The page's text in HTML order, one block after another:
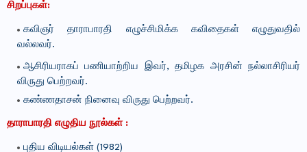
சிறப்புகள்:
கவிஞர் தாராபாரதி எழுச்சிமிக்க கவிதைகள் எழுதுவதில்
வல்லவர்.
ஆசிரியராகப் பணியாற்றிய இவர், தமிழக அரசின் நல்லாசிரியர்
விருது பெற்றவர்.
கண்ணதாசன் நினைவு விருது பெற்றவர்.
தாராபாரதி எழுதிய நூல்கள் :
புதிய விடியல்கள் (1982)